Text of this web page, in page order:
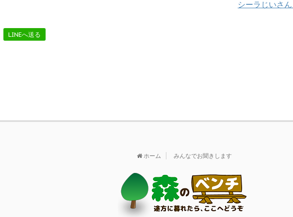
シーラじいさ
LINEへ送る
ホーム みんなでお聞きします